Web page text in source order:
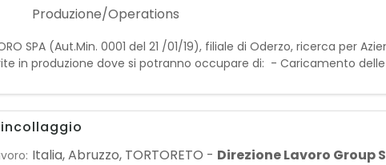
Produzione/Operations
SPA (Aut.Min. 0001 del 21 /01/19), filiale di Oderzo, ricerca per
in produzione dove si potranno occupare di: - Caricamento
e avviamento delle macchine secondo le specifiche di
Italia,Abruzzo, TORTORETO - Direzione Lavoro Group